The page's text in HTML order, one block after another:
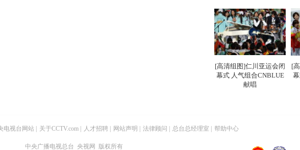
[高清组图]仁川亚运会闭
幕式 人气组合CNBLUE
献唱
[
电视台网站 关于CCTV.com 人才招聘 网站声明 法律顾问 总台总经理室 帮助中心
中央广播电视总台 央视网 版权所有